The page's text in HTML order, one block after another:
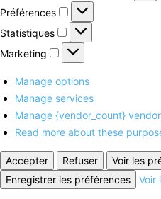
Préférences
Préférences
Statistiques
Statistiques
Marketing
Marketing
Manage options
Manage services
Manage {vendor_count}
Read more about these
Accepter Refuser
Voir les
Enregistrer les préférences
Voir